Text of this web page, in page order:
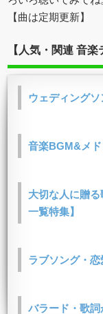
【曲は定期更新】
【人気・関連 音楽
ウェディングソ
音楽BGM&メド
大切な人に贈
一覧特集】
ラブソング・恋
バラード・歌詞